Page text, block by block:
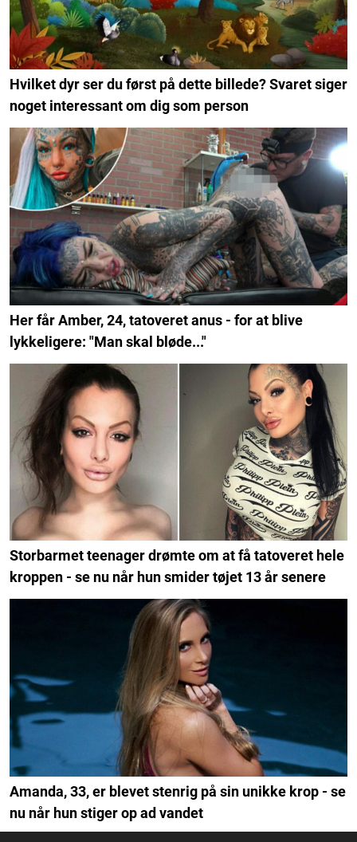
Hvilket dyr ser du først på dette billede? Svaret siger
noget interessant om dig som person
Her får Amber, 24, tatoveret anus - for at blive
lykkeligere: "Man skal bløde..."
Storbarmet teenager drømte om at få tatoveret hele
kroppen - se nu når hun smider tøjet 13 år senere
Amanda, 33, er blevet stenrig på sin unikke krop - se
nu når hun stiger op ad vandet